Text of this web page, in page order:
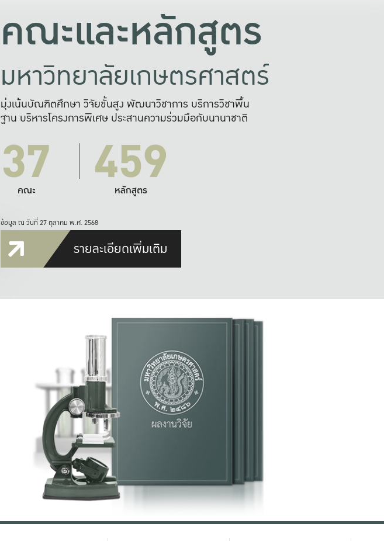
คณะและหลักสูตร
มหาวิทยาลัยเกษตรศาสตร์
มุ่งเน้นบัณฑิตศึกษา วิจัยขั้นสูง พัฒนาวิชาการ บริการวิชาพื้น
ฐาน บริหารโครงการพิเศษ ประสานความร่วมมือกับนานาชาติ
37
คณะ 459
หลักสูตร
ข้อมูล ณ วันที่ 27 ตุลาคม พ.ศ. 2568
รายละเอียดเพิ่มเติม